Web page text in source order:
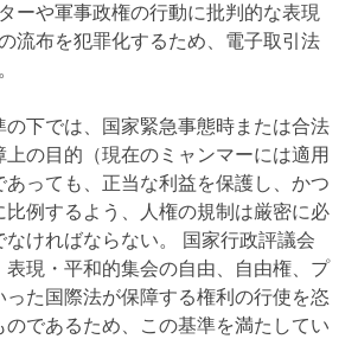
ーや軍事政権の行動に批判的な表現
流布を犯罪化するため、電子取引法
の下では、国家緊急事態時または合法
上の目的（現在のミャンマーには適用
あっても、正当な利益を保護し、かつ
比例するよう、人権の規制は厳密に必
ければならない。 国家行政評議会
表現・平和的集会の自由、自由権、プ
った国際法が保障する権利の行使を恣
であるため、この基準を満たしてい